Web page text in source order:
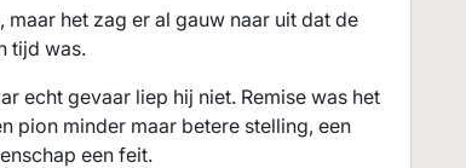
het zag er al gauw naar uit dat de
tijd was.
echt gevaar liep hij niet. Remise was het
pion minder maar betere stelling, een
een feit.